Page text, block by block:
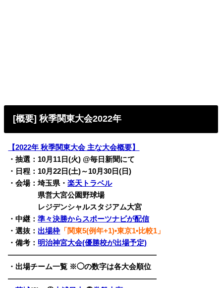
[概要] 秋季関東大会2022年
【2022年 秋季関東大会 主な大会概要】
・抽選：10月11日(火) @毎日新聞にて
・日程：10月22日(土)～10月30日(日)
・会場：埼玉県・楽天トラベル
県営大宮公園野球場
レジデンシャルスタジアム大宮
・中継：準々決勝からスポーツナビが配信
・選抜： 出場枠「関東5(例年+1)•東京1•比較1」
・備考： 明治神宮大会(優勝校が出場予定)
————————————————————
・出場チーム一覧 ※◯の数字は各大会順位
————————————————————